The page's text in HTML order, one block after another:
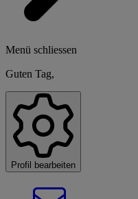
Menü schliessen
Guten Tag,
Profil bearbeiten